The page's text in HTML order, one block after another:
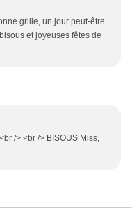
grille, un jour peut-être
et joyeuses fêtes de
/> <br /> BISOUS Miss,